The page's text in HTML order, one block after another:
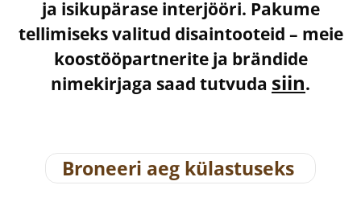
ja isikupärase interjööri. Pakume
tellimiseks valitud disaintooteid – meie
koostööpartnerite ja brändide
nimekirjaga saad tutvuda siin.
Broneeri aeg külastuseks